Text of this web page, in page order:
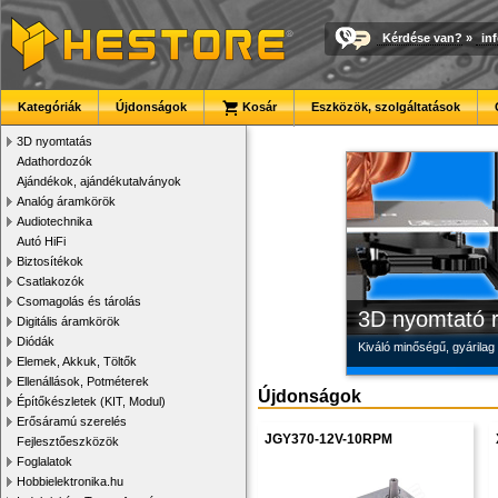
Kérdése van? »
Kategóriák Újdonságok Kosár Eszközök, szolgáltatások
3D nyomtatás
Adathordozók
Ajándékok, ajándékutalványok
Analóg áramkörök
Audiotechnika
Autó HiFi
Biztosítékok
Csatlakozók
Csomagolás és tárolás
Digitális áramkörök
Diódák
Elemek, Akkuk, Töltők
Ellenállások, Potméterek
Építőkészletek (KIT, Modul)
Erősáramú szerelés
Fejlesztőeszközök
Foglalatok
Hobbielektronika.hu
3D nyomtató
Kiváló minőségű,
Megbízható
Új PLA
Modulvilág
Újdonságok
JGY370-12V-10RPM